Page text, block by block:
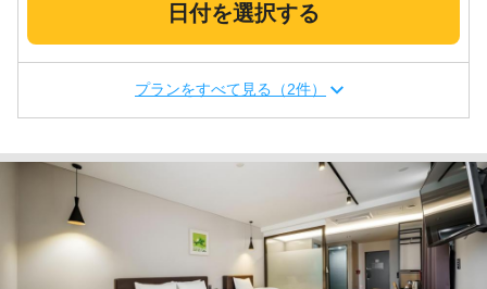
日付を選択する
プランをすべて見る（2件）